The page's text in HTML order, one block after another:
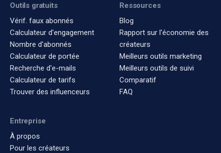
Outils gratuits
Vérif. faux abonnés
Calculateur d'engagement
Nombre d'abonnés
Calculateur de portée
Recherche d'e-mails
Calculateur de tarifs
Trouver des influenceurs
Ressources
Blog
Rapport sur l'économie des
créateurs
Meilleurs outils marketing
Meilleurs outils de suivi
Comparatif
FAQ
Entreprise
À propos
Pour les créateurs